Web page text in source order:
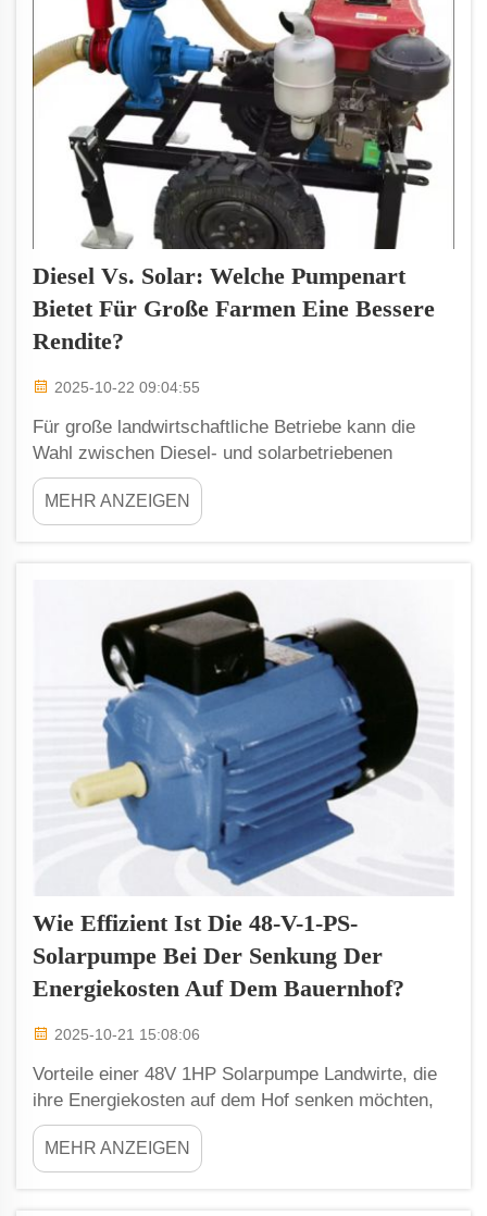
Diesel Vs. Solar: Welche Pumpenart
Bietet Für Große Farmen Eine Bessere
Rendite?
2025-10-22 09:04:55
Für große landwirtschaftliche Betriebe kann die
Wahl zwischen Diesel- und solarbetriebenen
Pumpen einen entscheidenden Unterschied für
Effizienz und Rentabilität ausmachen. Beide
Pumpentypen haben Vor- und Nachteile, doch was
MEHR ANZEIGEN
Wie Effizient Ist Die 48-V-1-PS-
Solarpumpe Bei Der Senkung Der
Energiekosten Auf Dem Bauernhof?
2025-10-21 15:08:06
Vorteile einer 48V 1HP Solarpumpe Landwirte, die
ihre Energiekosten auf dem Hof senken möchten,
schätzen die 48V 1HP Solarpumpe. Einer dieser
Vorteile ist die Nutzung von Solarenergie als
erneuerbare und nachhaltige Quelle. Mit der Sonne
MEHR ANZEIGEN